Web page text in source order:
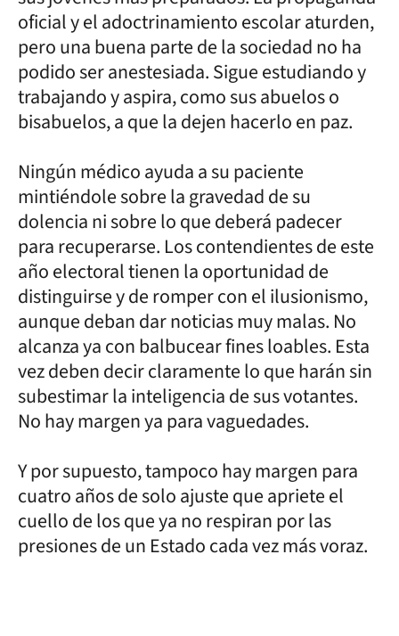
oficial y el adoctrinamiento escolar aturden,
pero una buena parte de la sociedad no ha
podido ser anestesiada. Sigue estudiando y
trabajando y aspira, como sus abuelos o
bisabuelos, a que la dejen hacerlo en paz.
Ningún médico ayuda a su paciente
mintiéndole sobre la gravedad de su
dolencia ni sobre lo que deberá padecer
para recuperarse. Los contendientes de este
año electoral tienen la oportunidad de
distinguirse y de romper con el ilusionismo,
aunque deban dar noticias muy malas. No
alcanza ya con balbucear fines loables. Esta
vez deben decir claramente lo que harán sin
subestimar la inteligencia de sus votantes.
No hay margen ya para vaguedades.
Y por supuesto, tampoco hay margen para
cuatro años de solo ajuste que apriete el
cuello de los que ya no respiran por las
presiones de un Estado cada vez más voraz.